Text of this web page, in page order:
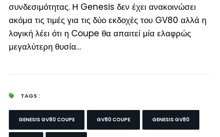
συνδεσιμότητας. Η Genesis δεν έχει ανακοινώσει
ακόμα τις τιμές για τις δύο εκδοχές του GV80 αλλά η
λογική λέει ότι η Coupe θα απαιτεί μία ελαφρώς
μεγαλύτερη θυσία…
TAGS :
GENESIS GV80 COUPE GV80 COUPE GENESIS GV80